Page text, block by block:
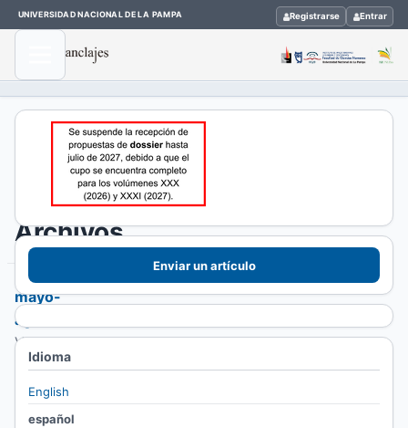
UNIVERSIDAD NACIONAL DE LA PAMPA Registrarse Entrar
Archivos
Archivos
mayo-
agosto
Vol.
30
Núm.
Enviar un artículo
Idioma
English
español